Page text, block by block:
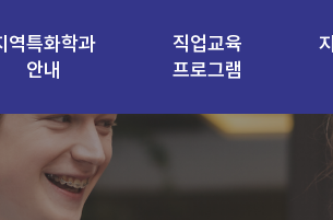
역특화학과
안내
직업교육
프로그램